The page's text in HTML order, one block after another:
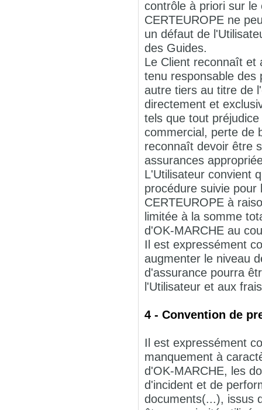
contrôle à priori sur
CERTEUROPE ne
un défaut de
des Guides.
Le Client reconnaît et
tenu responsable des
autre tiers au titre de
directement et
tels que tout
commercial, perte de
reconnaît devoir être
assurances
L'Utilisateur convient
procédure suivie
CERTEUROPE à
limitée à la somme
d'OK-MARCHE au
Il est expressément
augmenter le niveau
d'assurance pourra
l'Utilisateur et aux
4 - Convention de
Il est expressément
manquement à
d'OK-MARCHE, les
d'incident et de
documents(...), issus